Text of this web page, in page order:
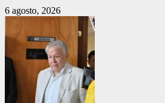
6 agosto, 2026